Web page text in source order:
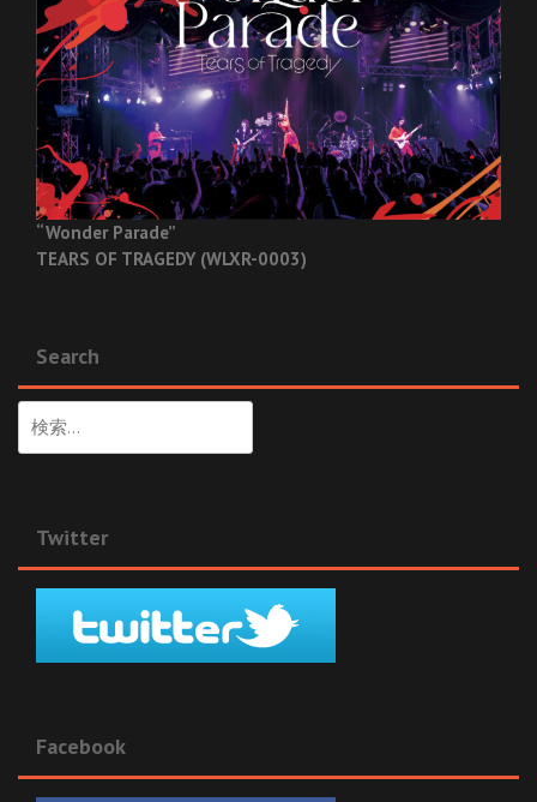
“Wonder Parade”
TEARS OF TRAGEDY (WLXR-0003)
Search
索:
Twitter
Facebook